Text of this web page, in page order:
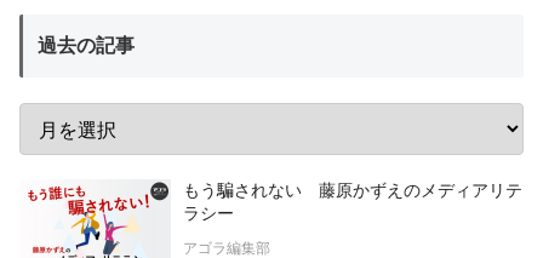
過去の記事
もう騙されない 藤原かずえのメディアリテ
ラシー
アゴラ編集部